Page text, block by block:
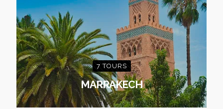
7 TOURS
MARRAKECH